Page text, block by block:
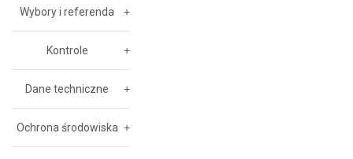
Wybory i referenda
Kontrole
Dane techniczne
Ochrona środowiska